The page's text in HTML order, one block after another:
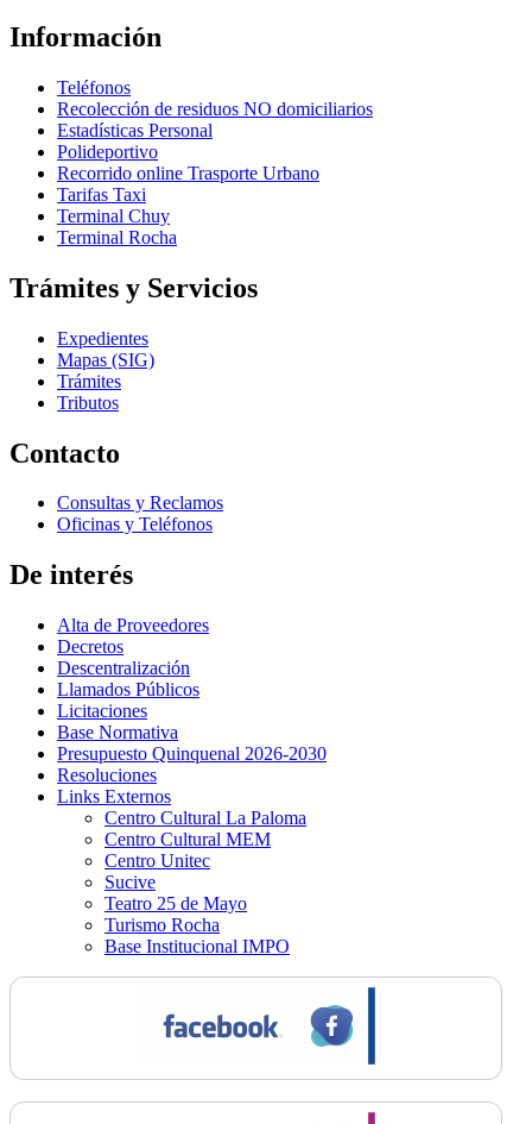
Información
Teléfonos
Recolección de residuos NO domiciliarios
Estadísticas Personal
Polideportivo
Recorrido online Trasporte Urbano
Tarifas Taxi
Terminal Chuy
Terminal Rocha
Trámites y Servicios
Expedientes
Mapas (SIG)
Trámites
Tributos
Contacto
Consultas y Reclamos
Oficinas y Teléfonos
De interés
Alta de Proveedores
Decretos
Descentralización
Llamados Públicos
Licitaciones
Base Normativa
Presupuesto Quinquenal 2026-2030
Resoluciones
Links Externos
Centro Cultural La Paloma
Centro Cultural MEM
Centro Unitec
Sucive
Teatro 25 de Mayo
Turismo Rocha
Base Institucional IMPO